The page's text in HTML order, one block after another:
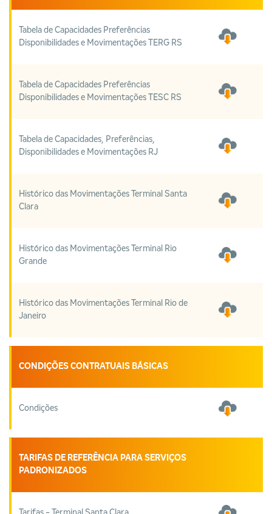
Tabela de Capacidades Preferências
Disponibilidades e Movimentações TERG RS
Tabela de Capacidades Preferências
Disponibilidades e Movimentações TESC RS
Tabela de Capacidades, Preferências,
Disponibilidades e Movimentações RJ
Histórico das Movimentações Terminal Santa
Clara
Histórico das Movimentações Terminal Rio
Grande
Histórico das Movimentações Terminal Rio de
Janeiro
CONDIÇÕES CONTRATUAIS BÁSICAS
Condições
TARIFAS DE REFERÊNCIA PARA SERVIÇOS
PADRONIZADOS